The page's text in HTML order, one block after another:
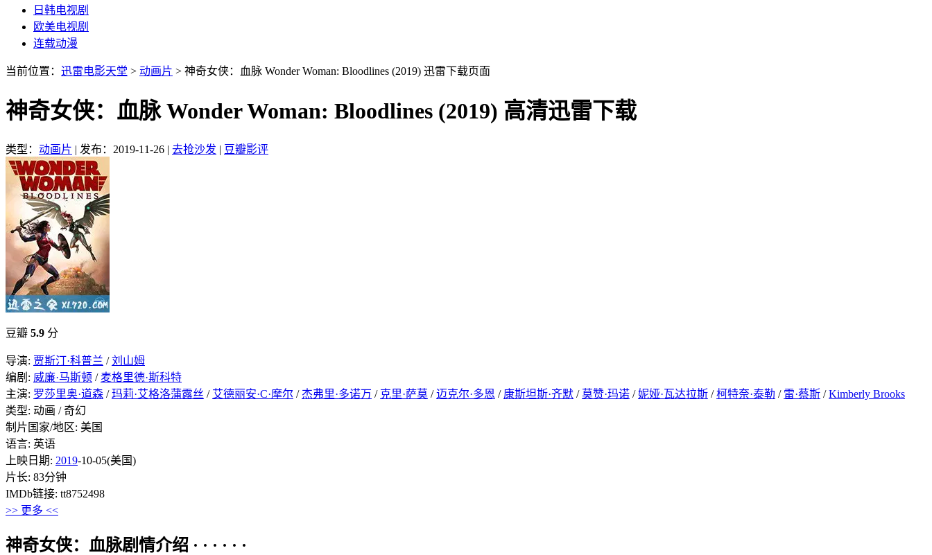
日韩电视剧
欧美电视剧
连载动漫
当前位置： 迅雷电影天堂 > 动画片 > 神奇女侠：血脉 Wonder Woman: Bloodlines (2019) 迅雷下载页面
神奇女侠：血脉 Wonder Woman: Bloodlines (2019) 高清迅雷下载
类型： 动画片 | 发布：2019-11-26 | 去抢沙发 | 豆瓣影评
豆瓣 5.9 分
导演: 贾斯汀·科普兰 /刘山姆
编剧: 威廉·马斯顿 /麦格里德·斯科特
主演: 罗莎里奥·道森 /玛莉·艾格洛蒲露丝 / 艾德丽安·C·摩尔 / 杰弗里·多诺万 / 克里·萨莫 /迈克尔·多恩 / 康斯坦斯·齐默 / 莫赞·玛诺 /妮娅·瓦达拉斯 /柯特奈·泰勒 / 雷·蔡斯 /Kimberly Brooks
类型: 动画 / 奇幻
制片国家/地区: 美国
语言: 英语
上映日期: 2019-10-05(美国)
片长: 83分钟
IMDb链接: tt8752498
>> 更多 <<
神奇女侠：血脉剧情介绍 · · · · · ·